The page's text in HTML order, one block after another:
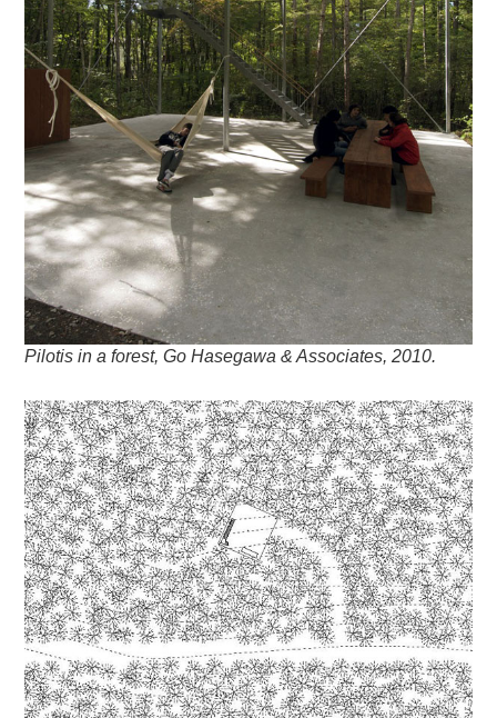
Pilotis in a forest, Go Hasegawa & Associates, 2010.